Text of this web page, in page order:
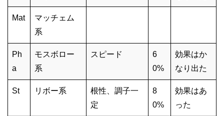
Mat
マッチェム
系
Ph
a
モスボロー
系
スピード
6
0%
効果はか
なり出た
St リボー系
根性、調子一
定
8
0%
効果はあ
った